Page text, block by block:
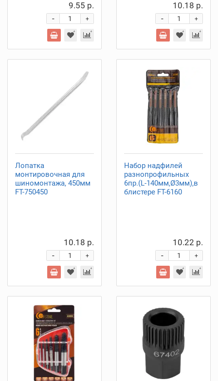
9.55 р.
+
-
10.18 р.
+
-
Лопатка
монтировочная для
шиномонтажа, 450мм
FT-750450
10.18 р.
+
-
Набор надфилей
разнопрофильных
6пр.(L-140мм,Ø3мм),в
блистере FT-6160
10.22 р.
+
-